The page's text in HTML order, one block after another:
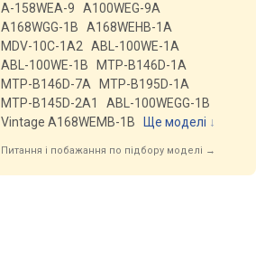
A-158WEA-9
A100WEG-9A
A168WGG-1B
A168WEHB-1A
MDV-10C-1A2
ABL-100WE-1A
ABL-100WE-1B
MTP-B146D-1A
MTP-B146D-7A
MTP-B195D-1A
MTP-B145D-2A1
ABL-100WEGG-1B
Vintage A168WEMB-1B
Ще моделі ↓
Питання і побажання по підбору моделі →